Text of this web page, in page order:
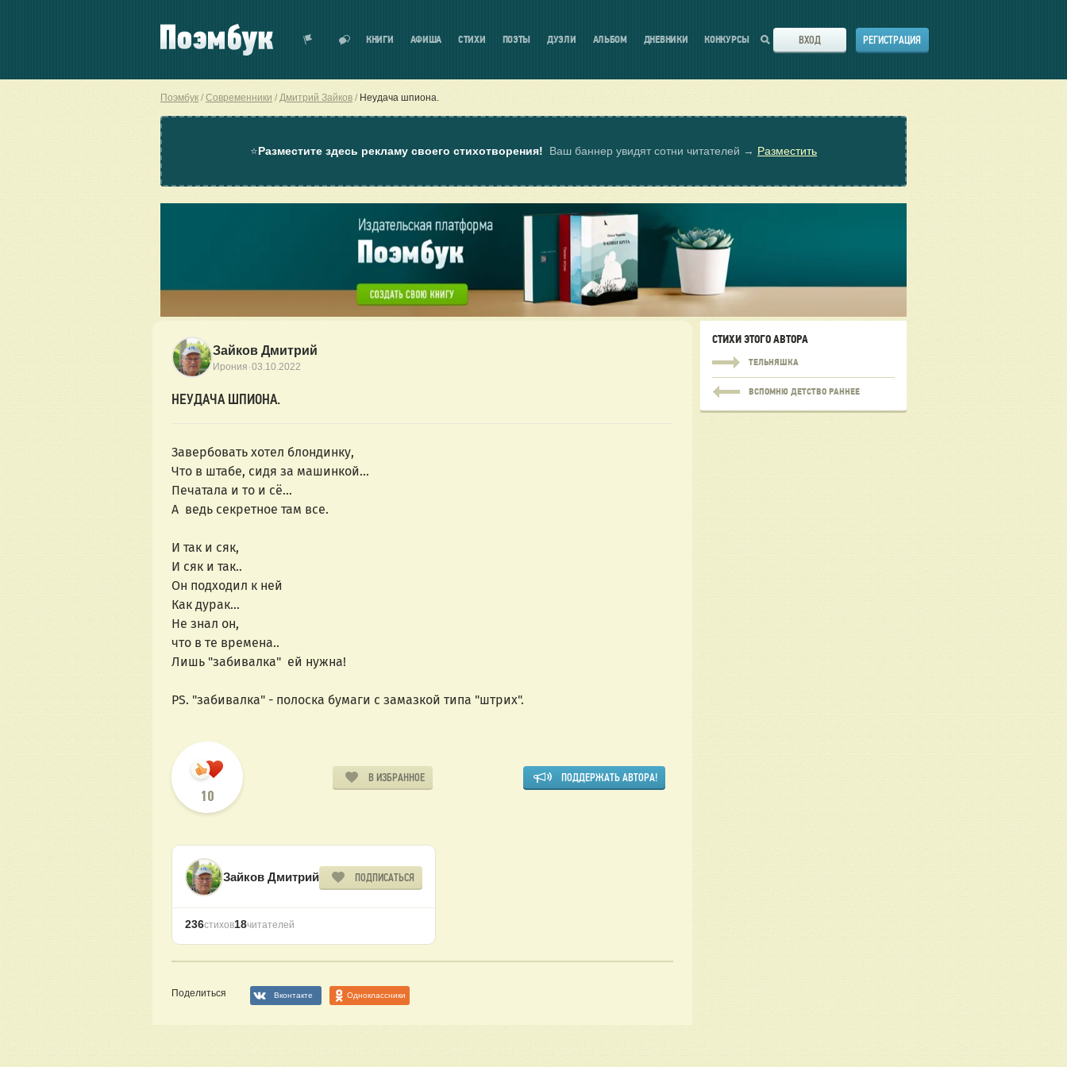
КНИГИ АФИША СТИХИ ПОЭТЫ ДУЭЛИ АЛЬБОМ ДНЕВНИКИ КОНКУРСЫ ВХОД РЕГИСТРАЦИЯ
Поэмбук Современники Дмитрий Зайков Неудача шпиона.
⭐Разместите здесь рекламу своего стихотворения! Ваш баннер увидят сотни читателей → Разместить
Зайков Дмитрий
Ирония ·03.10.2022
НЕУДАЧА ШПИОНА.
Завербовать хотел блондинку,
Что в штабе, сидя за машинкой...
Печатала и то и сё...
А  ведь секретное там все.
И так и сяк,
И сяк и так..
Он подходил к ней
Как дурак...
Не знал он,
что в те времена..
Лишь "забивалка"  ей нужна!
PS. "забивалка" - полоска бумаги с замазкой типа "штрих".
10
В ИЗБРАННОЕ ПОДДЕРЖАТЬ АВТОРА!
Зайков Дмитрий ПОДПИСАТЬСЯ
236стихов18читателей
Поделиться Вконтакте Одноклассники
СТИХИ ЭТОГО АВТОРА
ТЕЛЬНЯШКА
ВСПОМНЮ ДЕТСТВО РАННЕЕ